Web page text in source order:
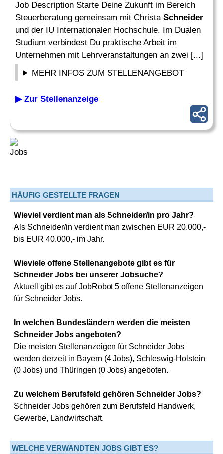
Job Description Starte Deine Zukunft im Bereich
Steuerberatung gemeinsam mit Christa Schneider
und der IU Internationalen Hochschule. Im Dualen
Studium verbindest Du praktische Arbeit im
Unternehmen mit Lehrveranstaltungen an zwei [...]
MEHR INFOS ZUM STELLENANGEBOT
▶ Zur Stellenanzeige
HÄUFIG GESTELLTE FRAGEN
Wieviel verdient man als Schneider/in pro Jahr?
Als Schneider/in verdient man zwischen EUR 20.000,-
bis EUR 40.000,- im Jahr.
Wieviele offene Stellenangebote gibt es für
Schneider Jobs bei unserer Jobsuche?
Aktuell gibt es auf JobRobot 5 offene Stellenanzeigen
für Schneider Jobs.
In welchen Bundesländern werden die meisten
Schneider Jobs angeboten?
Die meisten Stellenanzeigen für Schneider Jobs
werden derzeit in Bayern (4 Jobs), Schleswig-Holstein
(0 Jobs) und Thüringen (0 Jobs) angeboten.
Zu welchem Berufsfeld gehören Schneider Jobs?
Schneider Jobs gehören zum Berufsfeld Handwerk,
Gewerbe, Landwirtschaft.
WELCHE VERWANDTEN JOBS GIBT ES?